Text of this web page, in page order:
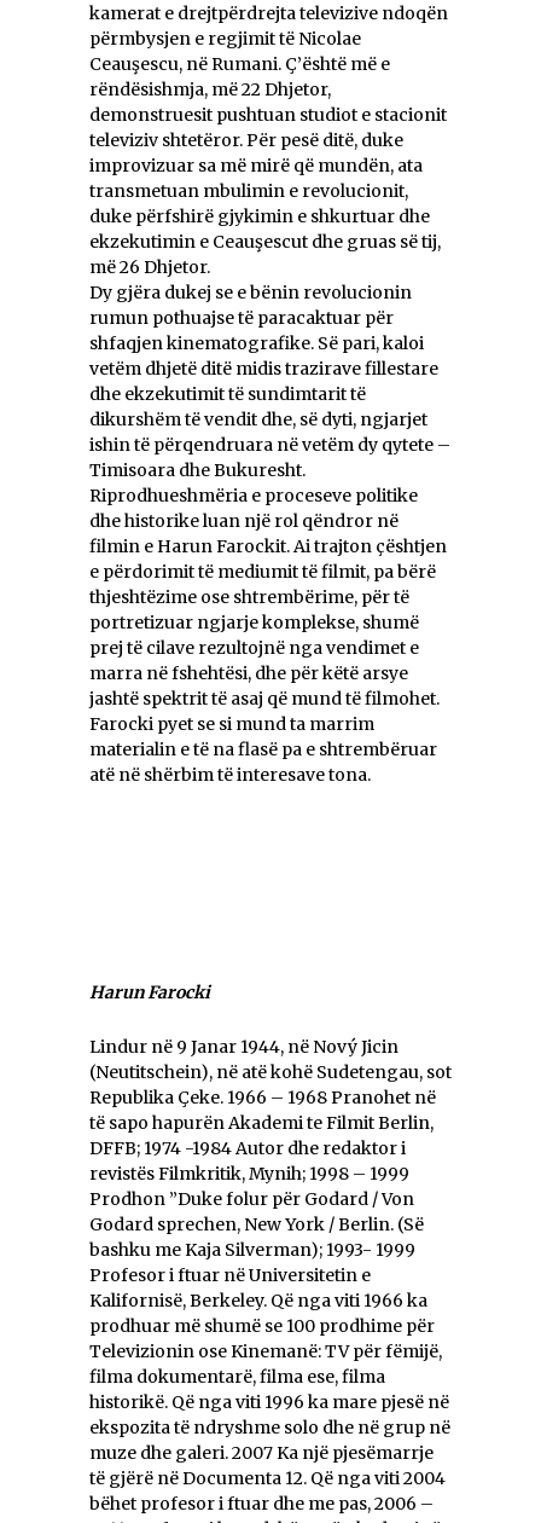
kamerat e drejtpërdrejta televizive ndoqën
përmbysjen e regjimit të Nicolae
Ceauşescu, në Rumani. Ç’është më e
rëndësishmja, më 22 Dhjetor,
demonstruesit pushtuan studiot e stacionit
televiziv shtetëror. Për pesë ditë, duke
improvizuar sa më mirë që mundën, ata
transmetuan mbulimin e revolucionit,
duke përfshirë gjykimin e shkurtuar dhe
ekzekutimin e Ceauşescut dhe gruas së tij,
më 26 Dhjetor.
Dy gjëra dukej se e bënin revolucionin
rumun pothuajse të paracaktuar për
shfaqjen kinematografike. Së pari, kaloi
vetëm dhjetë ditë midis trazirave fillestare
dhe ekzekutimit të sundimtarit të
dikurshëm të vendit dhe, së dyti, ngjarjet
ishin të përqendruara në vetëm dy qytete –
Timisoara dhe Bukuresht.
Riprodhueshmëria e proceseve politike
dhe historike luan një rol qëndror në
filmin e Harun Farockit. Ai trajton çështjen
e përdorimit të mediumit të filmit, pa bërë
thjeshtëzime ose shtrembërime, për të
portretizuar ngjarje komplekse, shumë
prej të cilave rezultojnë nga vendimet e
marra në fshehtësi, dhe për këtë arsye
jashtë spektrit të asaj që mund të filmohet.
Farocki pyet se si mund ta marrim
materialin e të na flasë pa e shtrembëruar
atë në shërbim të interesave tona.
Harun Farocki
Lindur në 9 Janar 1944, në Nový Jicin
(Neutitschein), në atë kohë Sudetengau, sot
Republika Çeke. 1966 – 1968 Pranohet në
të sapo hapurën Akademi te Filmit Berlin,
DFFB; 1974 -1984 Autor dhe redaktor i
revistës Filmkritik, Mynih; 1998 – 1999
Prodhon ”Duke folur për Godard / Von
Godard sprechen, New York / Berlin. (Së
bashku me Kaja Silverman); 1993- 1999
Profesor i ftuar në Universitetin e
Kalifornisë, Berkeley. Që nga viti 1966 ka
prodhuar më shumë se 100 prodhime për
Televizionin ose Kinemanë: TV për fëmijë,
filma dokumentarë, filma ese, filma
historikë. Që nga viti 1996 ka mare pjesë në
ekspozita të ndryshme solo dhe në grup në
muze dhe galeri. 2007 Ka një pjesëmarrje
të gjërë në Documenta 12. Që nga viti 2004
bëhet profesor i ftuar dhe me pas, 2006 –